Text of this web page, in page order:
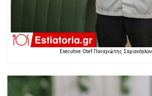
Executive Chef Παναγιώτης Σαριανόγλου